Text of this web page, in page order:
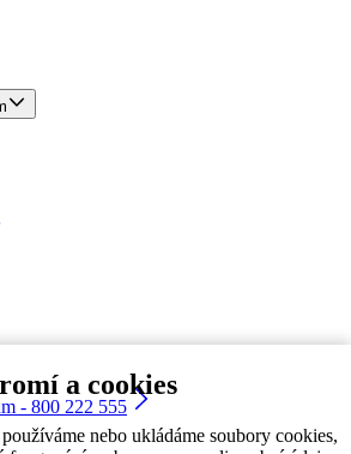
a cookies
nebo ukládáme soubory cookies,
- 800 222 555